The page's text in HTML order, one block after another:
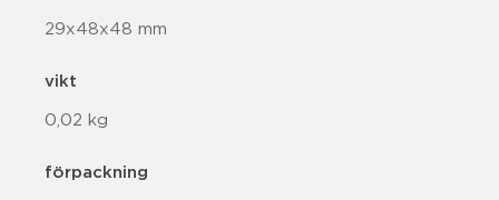
29x48x48 mm
vikt
0,02 kg
förpackning